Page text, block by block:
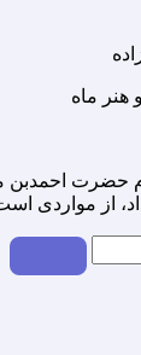
هنر ماه
از مواردی